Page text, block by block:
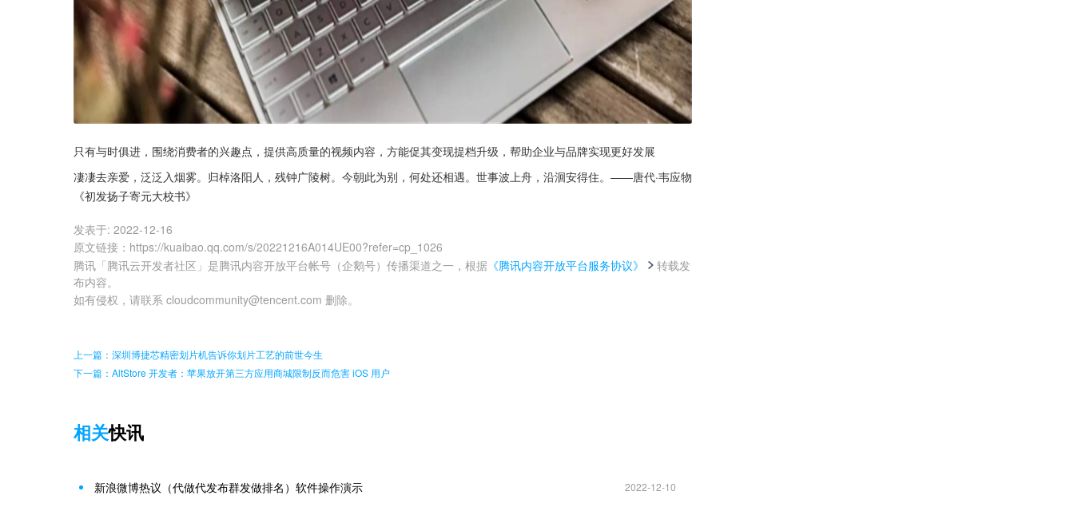
只有与时俱进，围绕消费者的兴趣点，提供高质量的视频内容，方能促其变现提档升级，帮助企业与品牌实现更好发展
凄凄去亲爱，泛泛入烟雾。归棹洛阳人，残钟广陵树。今朝此为别，何处还相遇。世事波上舟，沿洄安得住。——唐代·韦应物
《初发扬子寄元大校书》
发表于: 2022-12-16
原文链接 ： https://kuaibao.qq.com/s/20221216A014UE00?refer=cp_1026
腾讯「腾讯云开发者社区」是腾讯内容开放平台帐号（企鹅号）传播渠道之一，根据 《腾讯内容开放平台服务协议》
转载发
布内容。
如有侵权，请联系 cloudcommunity@tencent.com 删除。
上一篇：深圳博捷芯精密划片机告诉你划片工艺的前世今生
下一篇：AltStore 开发者：苹果放开第三方应用商城限制反而危害 iOS 用户
相关快讯
新浪微博热议（代做代发布群发做排名）软件操作演示 2022-12-10